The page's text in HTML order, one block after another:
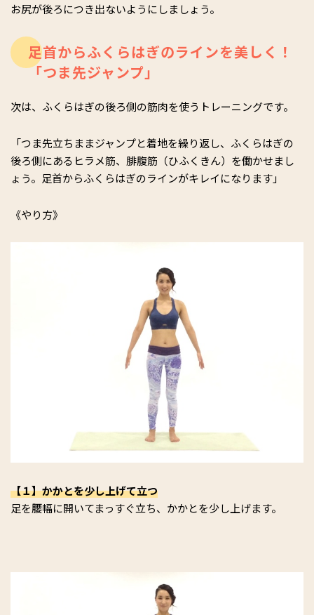
お尻が後ろにつき出ないようにしましょう。
足首からふくらはぎのラインを美しく！
「つま先ジャンプ」
次は、ふくらはぎの後ろ側の筋肉を使うトレーニングです。
「つま先立ちままジャンプと着地を繰り返し、ふくらはぎの
後ろ側にあるヒラメ筋、腓腹筋（ひふくきん）を働かせまし
ょう。足首からふくらはぎのラインがキレイになります」
《やり方》
【１】かかとを少し上げて立つ
足を腰幅に開いてまっすぐ立ち、かかとを少し上げます。